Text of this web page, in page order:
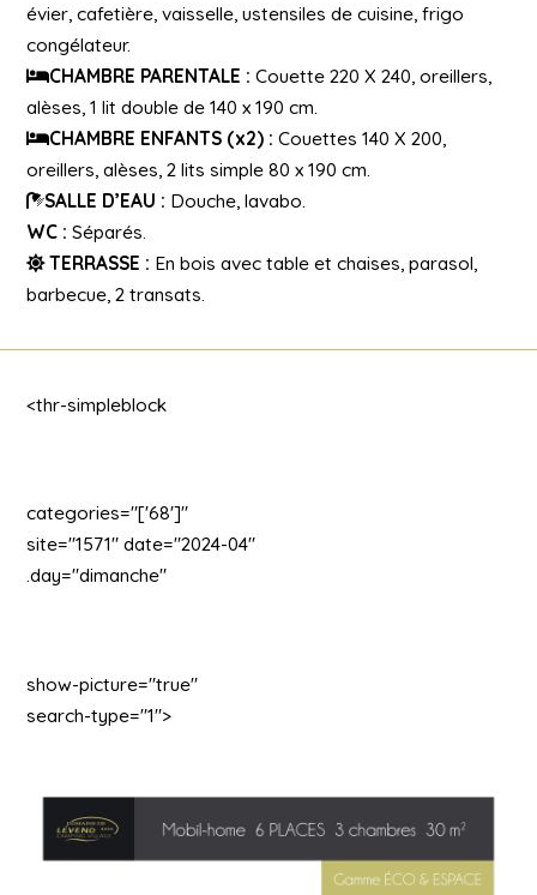
évier, cafetière, vaisselle, ustensiles de cuisine, frigo
congélateur.
CHAMBRE PARENTALE : Couette 220 X 240, oreillers,
alèses, 1 lit double de 140 x 190 cm.
CHAMBRE ENFANTS (x2) : Couettes 140 X 200,
oreillers, alèses, 2 lits simple 80 x 190 cm.
SALLE D’EAU : Douche, lavabo.
WC : Séparés.
TERRASSE : En bois avec table et chaises, parasol,
barbecue, 2 transats.
<thr-simpleblock
categories="['68']"
site="1571" date="2024-04"
.day="dimanche"
show-picture="true"
search-type="1">